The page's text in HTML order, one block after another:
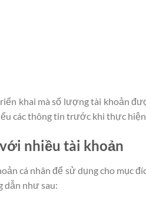
khai mà số lượng tài khoản
các thông tin trước khi thực
nhiều tài khoản
cá nhân để sử dụng cho mục
dẫn như sau: